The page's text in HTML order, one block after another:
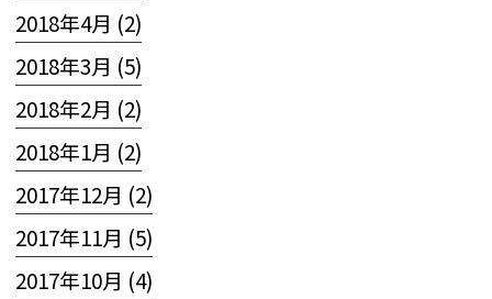
2018年4月 (2)
2018年3月 (5)
2018年2月 (2)
2018年1月 (2)
2017年12月 (2)
2017年11月 (5)
2017年10月 (4)